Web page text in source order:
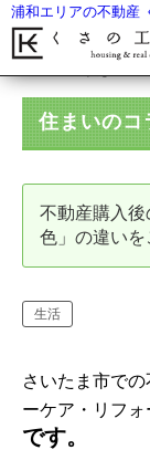
浦和エリアの不動産
住まいのコ
不動産購入
色」の違いを
生活
さいたま市で
ーケア・リフ
です。